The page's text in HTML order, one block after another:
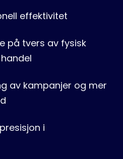
effektivitet
på tvers av fysisk
av kampanjer og mer
i